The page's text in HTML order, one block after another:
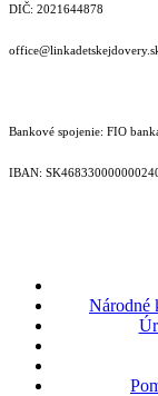
DIČ: 2021644878
Bankové spojenie: FIO
IBAN:
Národné